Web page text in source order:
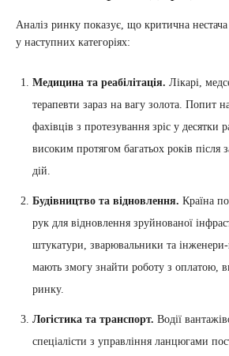
Аналіз ринку показує, що критична нестача
у наступних категоріях:
Медицина та реабілітація. Лікарі,
терапевти зараз на вагу золота. Попит
фахівців з протезування зріс у десятки
високим протягом багатьох років після
дій.
Будівництво та відновлення. Країна
рук для відновлення зруйнованої
штукатури, зварювальники та
мають змогу знайти роботу з оплатою,
ринку.
Логістика та транспорт. Водії
спеціалісти з управління ланцюгами